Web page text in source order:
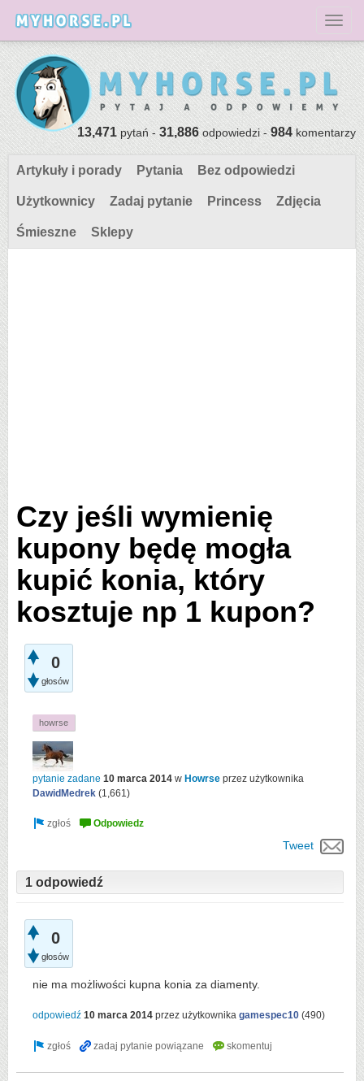
13,471pytań -31,886odpowiedzi -984komentarzy
Artykuły i porady Pytania Bez odpowiedzi
Użytkownicy Zadaj pytanie Princess Zdjęcia
Śmieszne Sklepy
Czy jeśli wymienię
kupony będę mogła
kupić konia, który
kosztuje np 1 kupon?
0
głosów
howrse
pytanie zadane 10 marca 2014 w Howrse przez użytkownika
DawidMedrek (1,661)
Tweet
1 odpowiedź
0
głosów
nie ma możliwości kupna konia za diamenty.
odpowiedź 10 marca 2014 przez użytkownika gamespec10 (490)